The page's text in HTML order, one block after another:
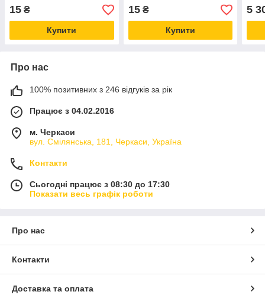
15 ₴
Купити
15₴
Купити
5
Про нас
100% позитивних з 246 відгуків за рік
Працює з 04.02.2016
м. Черкаси
вул. Смілянська, 181, Черкаси, Україна
Контакти
Сьогодні працює з 08:30 до 17:30
Показати весь графік роботи
Про нас
Контакти
Доставка та оплата